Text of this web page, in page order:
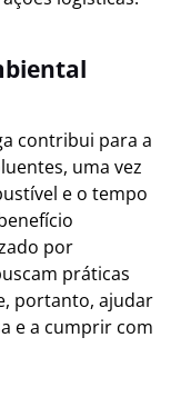
contribui para a
uma vez
e o tempo
por
práticas
portanto, ajudar
e a cumprir com